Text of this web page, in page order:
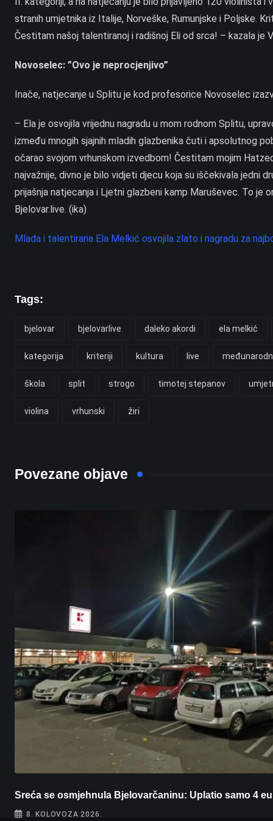
stranih umjetnika iz Italije, Norveške, Rumunjske i Poljske.
Čestitam našoj talentiranoj i radišnoj Eli od srca! – kazala je
Novoselec: ”Ovo je neprocjenjivo”
Inače, natjecanje u Splitu je kod profesorice Novoselec
– Ela je osvojila vrijednu nagradu u mom rodnom Splitu,
između mnogih sjajnih mladih glazbenika čuti i apsolutnog
očarao svojom vrhunskom izvedbom! Čestitam mojim
najvažnije, divno je bilo vidjeti djecu koja su iščekivala jedni
prijašnja natjecanja i Ljetni glazbeni kamp Maruševec. To je
Bjelovar.live. (ika)
Mlada i talentirana Ela Melkić osvojila zlato i nagradu za
Tags:
bjelovar bjelovarlive daleko akordi ela melkić
kategorija kriteriji kultura live
škola split strogo timotej stepanov
violina vrhunski žiri
Povezane objave
Sreća se osmjehnula Bjelovarčaninu: Uplatio samo 4
8. KOLOVOZA 2026.